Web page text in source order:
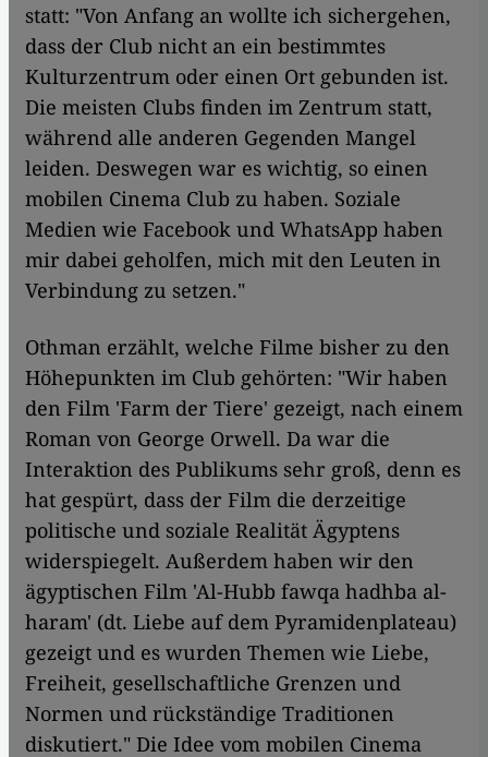
statt: "Von Anfang an wollte ich sichergehen,
dass der Club nicht an ein bestimmtes
Kulturzentrum oder einen Ort gebunden ist.
Die meisten Clubs finden im Zentrum statt,
während alle anderen Gegenden Mangel
leiden. Deswegen war es wichtig, so einen
mobilen Cinema Club zu haben. Soziale
Medien wie Facebook und WhatsApp haben
mir dabei geholfen, mich mit den Leuten in
Verbindung zu setzen."
Othman erzählt, welche Filme bisher zu den
Höhepunkten im Club gehörten: "Wir haben
den Film 'Farm der Tiere' gezeigt, nach einem
Roman von George Orwell. Da war die
Interaktion des Publikums sehr groß, denn es
hat gespürt, dass der Film die derzeitige
politische und soziale Realität Ägyptens
widerspiegelt. Außerdem haben wir den
ägyptischen Film 'Al-Hubb fawqa hadhba al-
haram' (dt. Liebe auf dem Pyramidenplateau)
gezeigt und es wurden Themen wie Liebe,
Freiheit, gesellschaftliche Grenzen und
Normen und rückständige Traditionen
diskutiert." Die Idee vom mobilen Cinema